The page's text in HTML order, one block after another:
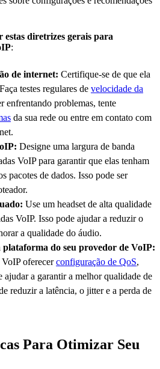
estas diretrizes gerais para
:
de internet: Certifique-se de que ela
testes regulares de velocidade da
enfrentando problemas, tente
da sua rede ou entre em contato com
Designe uma largura de banda
VoIP para garantir que elas tenham
pacotes de dados. Isso pode ser
Use um headset de alta qualidade
VoIP. Isso pode ajudar a reduzir o
a qualidade do áudio.
plataforma do seu provedor de VoIP:
oferecerconfiguração de QoS,
ajudar a garantir a melhor qualidade de
reduzir a latência, o jitter e a perda de
Para Otimizar Seu